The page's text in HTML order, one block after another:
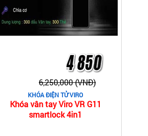
6,250,000 (VNĐ)
KHÓA ĐIỆN TỬ VIRO
Khóa vân tay Viro VR G11
smartlock 4in1